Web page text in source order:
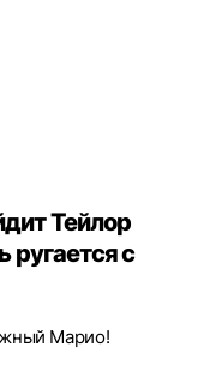
Тейлор
ругается с
Марио!